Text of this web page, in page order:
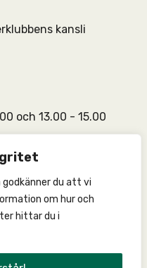
du att vi
om hur och
hittar du i
kansli
och 13.00 - 15.00
info@ssrk.se